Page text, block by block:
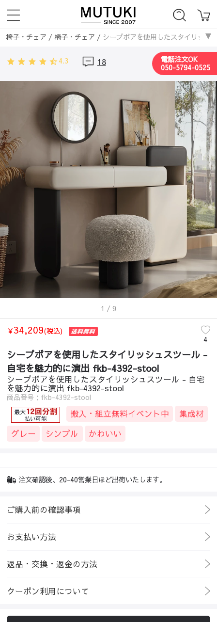
椅子・チェア / 椅子・チェア / シープボアを使用したスタイリッ
椅子・チェア/ナチュラル/
シープボアを使用したスタイリッシ
シープボアを使用したスタイリッシュス
/ラタン編み シープボアを使用したスタイリッシ
4.3 18
電話注文OK
050-5794-0525
1 / 9
￥34,209(税込)
4
シープボアを使用したスタイリッシュスツール -
自宅を魅力的に演出 fkb-4392-stool
シープボアを使用したスタイリッシュスツール - 自宅
を魅力的に演出 fkb-4392-stool
商品番号：fkb-4392-stool
搬入・組立無料イベント中
集成材
グレー
シンプル かわいい
注文確認後、20-40営業日ほど出荷いたします。
ご購入前の確認事項
お支払い方法
返品・交換・返金の方法
クーポン利用について